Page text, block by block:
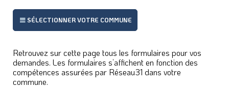
SÉLECTIONNER VOTRE COMMUNE
Retrouvez sur cette page tous les formulaires pour vos
demandes. Les formulaires s’affichent en fonction des
compétences assurées par Réseau31 dans votre
commune.